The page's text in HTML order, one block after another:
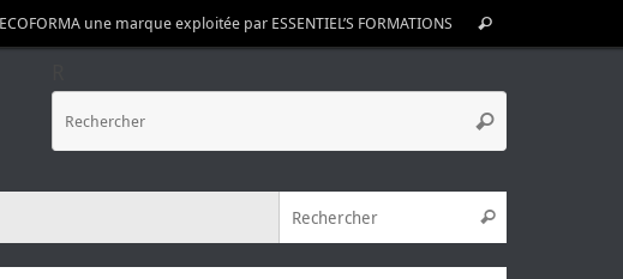
une marque exploitée par ESSENTIEL’S FORMATIONS
pour
Rechercher
Rechercher
Rechercher